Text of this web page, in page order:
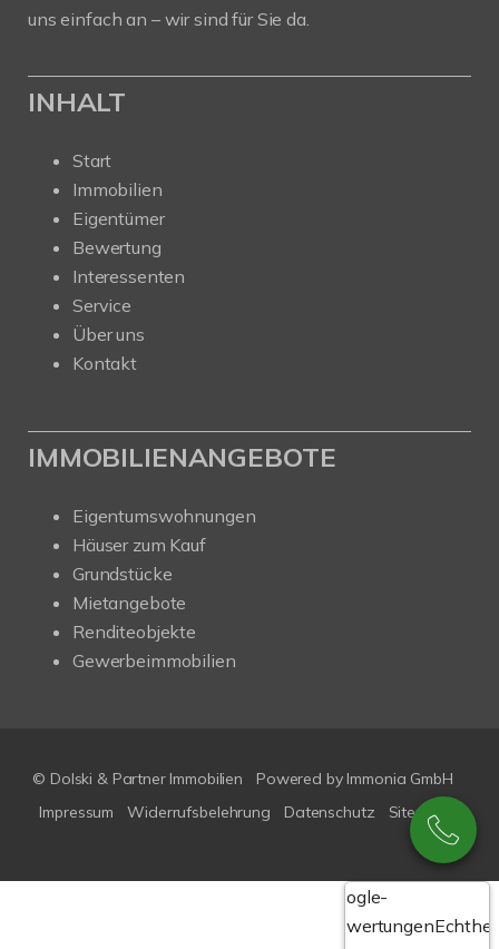
uns einfach an – wir sind für Sie da.
INHALT
Start
Immobilien
Eigentümer
Bewertung
Interessenten
Service
Über uns
Kontakt
IMMOBILIENANGEBOTE
Eigentumswohnungen
Häuser zum Kauf
Grundstücke
Mietangebote
Renditeobjekte
Gewerbeimmobilien
© Dolski & Partner Immobilien
Powered by Immonia GmbH
Impressum
Widerrufsbelehrung Datenschutz Sitemap
Google-
Bewertungen